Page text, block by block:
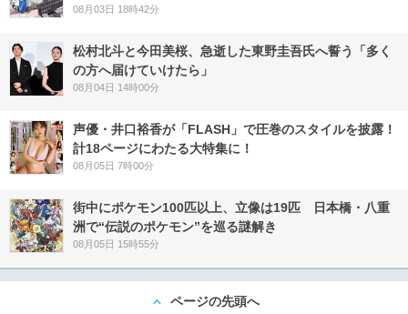
08月03日 18時42分
松村北斗と今田美桜、急逝した東野圭吾氏へ誓う「多く
の方へ届けていけたら」
08月04日 14時00分
声優・井口裕香が「FLASH」で圧巻のスタイルを披露！
計18ページにわたる大特集に！
08月05日 7時00分
街中にポケモン100匹以上、立像は19匹 日本橋・八重
洲で“伝説のポケモン”を巡る謎解き
08月05日 15時55分
ページの先頭へ